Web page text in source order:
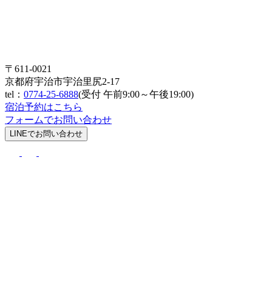
〒611-0021
京都府宇治市宇治里尻2-17
tel： 0774-25-6888(受付 午前9:00～午後19:00)
宿泊予約はこちら
フォームでお問い合わせ
LINEでお問い合わせ